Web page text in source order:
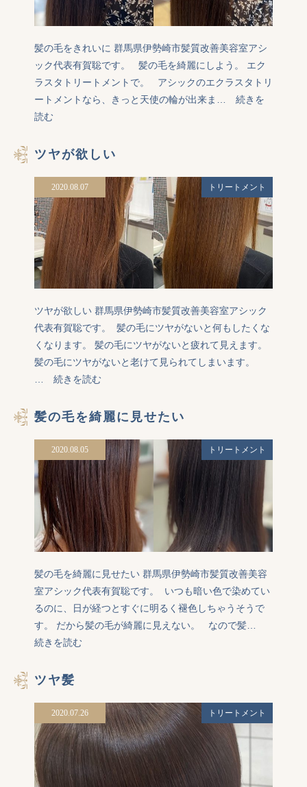
髪の毛をきれいに 群馬県伊勢崎市髪質改善美容室アシ
ック代表有賀聡です。   髪の毛を綺麗にしよう。 エク
ラスタトリートメントで。   アシックのエクラスタトリ
ートメントなら、きっと天使の輪が出来ま… 続きを
読む
ツヤが欲しい
2020.08.07 トリートメント
ツヤが欲しい 群馬県伊勢崎市髪質改善美容室アシック
代表有賀聡です。  髪の毛にツヤがないと何もしたくな
くなります。 髪の毛にツヤがないと疲れて見えます。
髪の毛にツヤがないと老けて見られてしまいます。
続きを読む
髪の毛を綺麗に見せたい
2020.08.05 トリートメント
髪の毛を綺麗に見せたい 群馬県伊勢崎市髪質改善美容
室アシック代表有賀聡です。  いつも暗い色で染めてい
るのに、日が経つとすぐに明るく褪色しちゃうそうで
す。 だから髪の毛が綺麗に見えない。   なので髪…
続きを読む
ツヤ髪
2020.07.26 トリートメント